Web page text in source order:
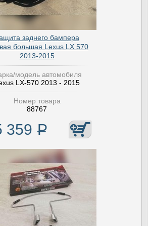
заднего бампера
большая Lexus LX 570
2013-2015
модель автомобиля
LX-570 2013 - 2015
Номер товара
88767
359 Р